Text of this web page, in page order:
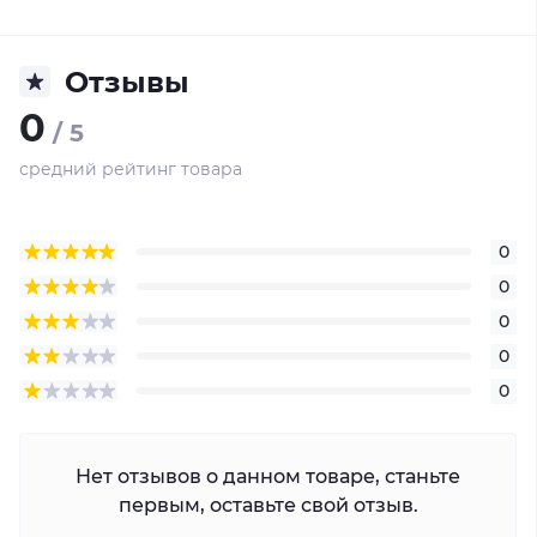
Удаление вызывной панели от домофона
Переадресация вызовов на телефон
Возможности подключения
Совместимость с многоквартирными
домофонами
Мобильные приложения
Отзывы
0 / 5
средний рейтинг товара
0
0
0
0
0
Нет отзывов о данном товаре, станьте
первым, оставьте свой отзыв.